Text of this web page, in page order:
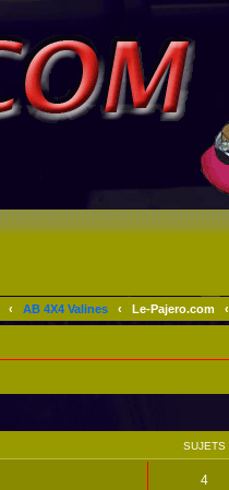
‹ AB 4X4 Valines ‹ Le-Pajero.com ‹
SUJETS
4